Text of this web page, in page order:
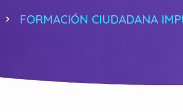
FORMACIÓN CIUDADANA